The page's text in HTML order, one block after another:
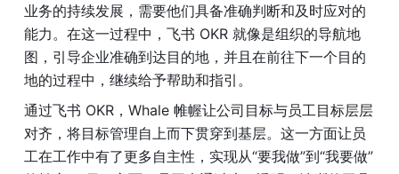
业务的持续发展，需要他们具备准确判断和及时应对的
能力。在这一过程中，飞书 OKR 就像是组织的导航地
图，引导企业准确到达目的地，并且在前往下一个目的
地的过程中，继续给予帮助和指引。
通过飞书 OKR，Whale 帷幄让公司目标与员工目标层层
对齐，将目标管理自上而下贯穿到基层。这一方面让员
工在工作中有了更多自主性，实现从“要我做”到“我要做”